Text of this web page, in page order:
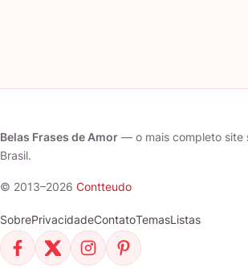
Belas Frases de Amor — o mais completo site
Brasil.
© 2013–2026 Contteudo
SobrePrivacidadeContatoTemasListas